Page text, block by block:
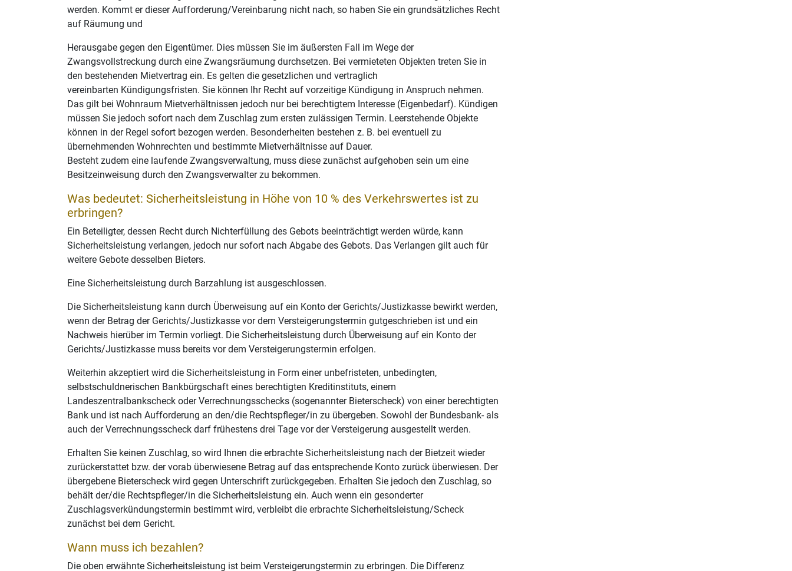
werden. Kommt er dieser Aufforderung/Vereinbarung nicht nach, so haben Sie ein grundsätzliches Recht
auf Räumung und
Herausgabe gegen den Eigentümer. Dies müssen Sie im äußersten Fall im Wege der
Zwangsvollstreckung durch eine Zwangsräumung durchsetzen. Bei vermieteten Objekten treten Sie in
den bestehenden Mietvertrag ein. Es gelten die gesetzlichen und vertraglich
vereinbarten Kündigungsfristen. Sie können Ihr Recht auf vorzeitige Kündigung in Anspruch nehmen.
Das gilt bei Wohnraum Mietverhältnissen jedoch nur bei berechtigtem Interesse (Eigenbedarf). Kündigen
müssen Sie jedoch sofort nach dem Zuschlag zum ersten zulässigen Termin. Leerstehende Objekte
können in der Regel sofort bezogen werden. Besonderheiten bestehen z. B. bei eventuell zu
übernehmenden Wohnrechten und bestimmte Mietverhältnisse auf Dauer.
Besteht zudem eine laufende Zwangsverwaltung, muss diese zunächst aufgehoben sein um eine
Besitzeinweisung durch den Zwangsverwalter zu bekommen.
Was bedeutet: Sicherheitsleistung in Höhe von 10 % des Verkehrswertes ist zu
erbringen?
Ein Beteiligter, dessen Recht durch Nichterfüllung des Gebots beeinträchtigt werden würde, kann
Sicherheitsleistung verlangen, jedoch nur sofort nach Abgabe des Gebots. Das Verlangen gilt auch für
weitere Gebote desselben Bieters.
Eine Sicherheitsleistung durch Barzahlung ist ausgeschlossen.
Die Sicherheitsleistung kann durch Überweisung auf ein Konto der Gerichts/Justizkasse bewirkt werden,
wenn der Betrag der Gerichts/Justizkasse vor dem Versteigerungstermin gutgeschrieben ist und ein
Nachweis hierüber im Termin vorliegt. Die Sicherheitsleistung durch Überweisung auf ein Konto der
Gerichts/Justizkasse muss bereits vor dem Versteigerungstermin erfolgen.
Weiterhin akzeptiert wird die Sicherheitsleistung in Form einer unbefristeten, unbedingten,
selbstschuldnerischen Bankbürgschaft eines berechtigten Kreditinstituts, einem
Landeszentralbankscheck oder Verrechnungsschecks (sogenannter Bieterscheck) von einer berechtigten
Bank und ist nach Aufforderung an den/die Rechtspfleger/in zu übergeben. Sowohl der Bundesbank- als
auch der Verrechnungsscheck darf frühestens drei Tage vor der Versteigerung ausgestellt werden.
Erhalten Sie keinen Zuschlag, so wird Ihnen die erbrachte Sicherheitsleistung nach der Bietzeit wieder
zurückerstattet bzw. der vorab überwiesene Betrag auf das entsprechende Konto zurück überwiesen. Der
übergebene Bieterscheck wird gegen Unterschrift zurückgegeben. Erhalten Sie jedoch den Zuschlag, so
behält der/die Rechtspfleger/in die Sicherheitsleistung ein. Auch wenn ein gesonderter
Zuschlagsverkündungstermin bestimmt wird, verbleibt die erbrachte Sicherheitsleistung/Scheck
zunächst bei dem Gericht.
Wann muss ich bezahlen?
Die oben erwähnte Sicherheitsleistung ist beim Versteigerungstermin zu erbringen. Die Differenz